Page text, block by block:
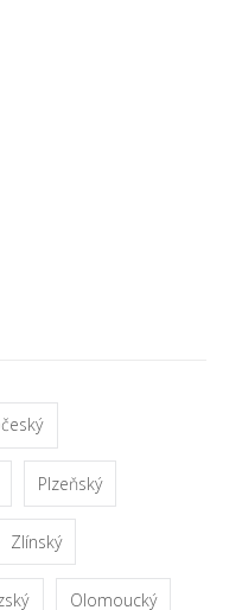
Plzeňský
Zlínský
Olomoucký